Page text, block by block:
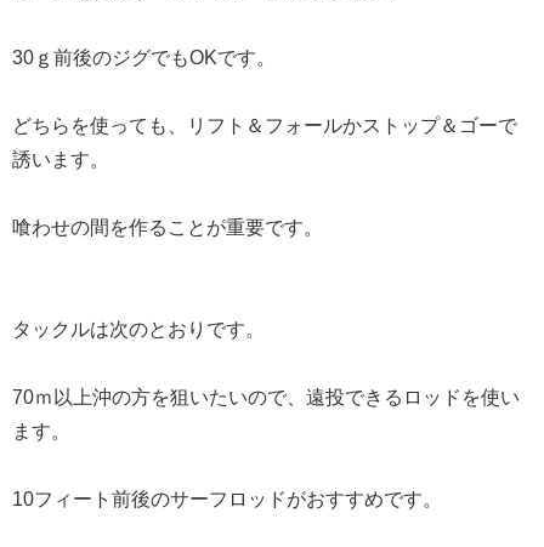
30ｇ前後のジグでもOKです。
どちらを使っても、リフト＆フォールかストップ＆ゴーで
誘います。
喰わせの間を作ることが重要です。
タックルは次のとおりです。
70ｍ以上沖の方を狙いたいので、遠投できるロッドを使い
ます。
10フィート前後のサーフロッドがおすすめです。